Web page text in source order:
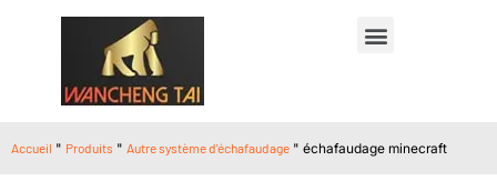
Accueil " Produits " Autre système d'échafaudage " échafaudage minecraft